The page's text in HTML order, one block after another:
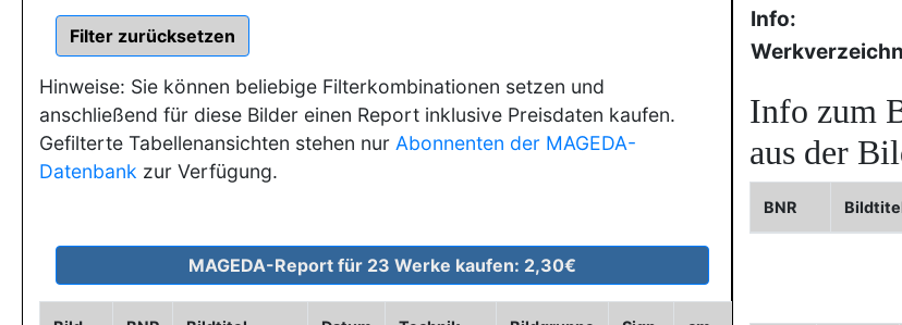
Hinweise: Sie können beliebige Filterkombinationen setzen und
anschließend für diese Bilder einen Report inklusive Preisdaten kaufen.
Gefilterte Tabellenansichten stehen nur Abonnenten der MAGEDA-
Datenbank zur Verfügung.
Info:
Info zum
aus der
BNR